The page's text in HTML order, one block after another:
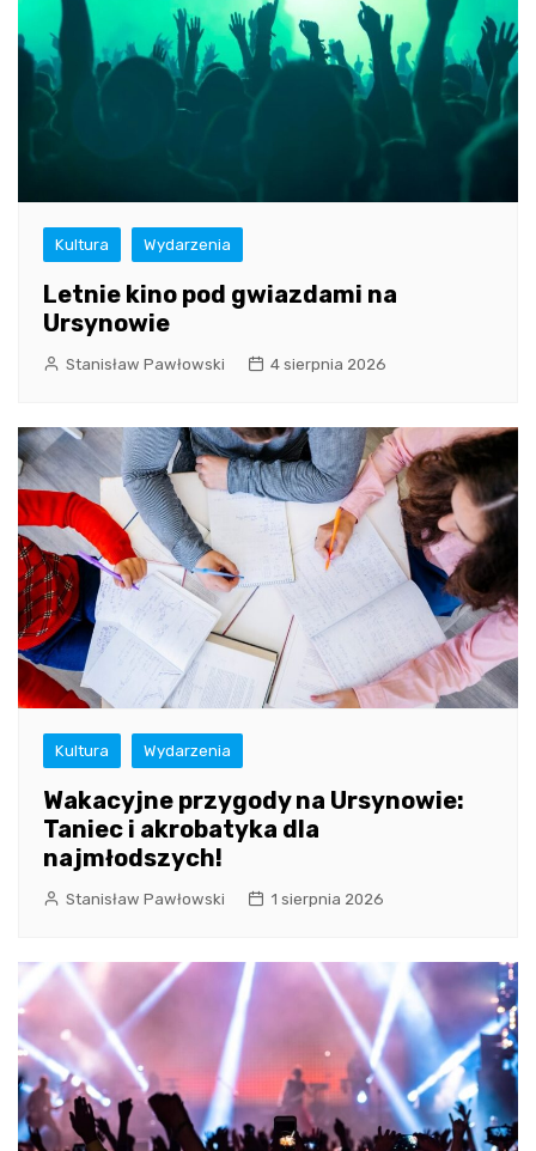
Kultura Wydarzenia
Letnie kino pod gwiazdami na
Ursynowie
Stanisław Pawłowski 4 sierpnia 2026
Kultura Wydarzenia
Wakacyjne przygody na Ursynowie:
Taniec i akrobatyka dla
najmłodszych!
Stanisław Pawłowski 1 sierpnia 2026